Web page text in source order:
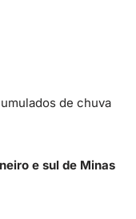
de chuva
e sul de Minas